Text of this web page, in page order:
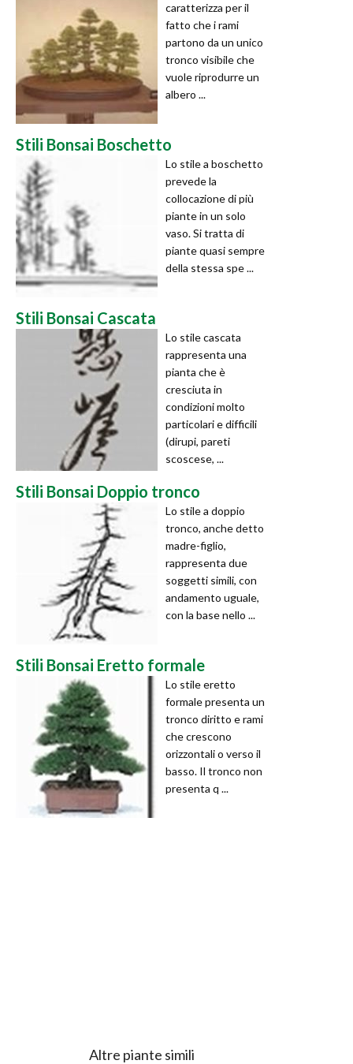
caratterizza per il
fatto che i rami
partono da un unico
tronco visibile che
vuole riprodurre un
albero ...
Stili Bonsai Boschetto
Lo stile a boschetto
prevede la
collocazione di più
piante in un solo
vaso. Si tratta di
piante quasi sempre
della stessa spe ...
Stili Bonsai Cascata
Lo stile cascata
rappresenta una
pianta che è
cresciuta in
condizioni molto
particolari e difficili
(dirupi, pareti
scoscese, ...
Stili Bonsai Doppio tronco
Lo stile a doppio
tronco, anche detto
madre-figlio,
rappresenta due
soggetti simili, con
andamento uguale,
con la base nello ...
Stili Bonsai Eretto formale
Lo stile eretto
formale presenta un
tronco diritto e rami
che crescono
orizzontali o verso il
basso. Il tronco non
presenta q ...
Altre piante simili